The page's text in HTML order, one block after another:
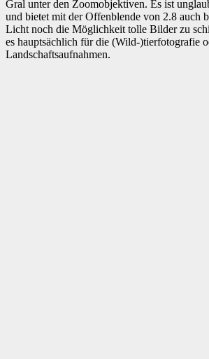
Gral unter den Zoomobjektiven. Es ist
und bietet mit der Offenblende von 2.8 auch
Licht noch die Möglichkeit tolle Bilder zu
es hauptsächlich für die (Wild-)tierfotografie
Landschaftsaufnahmen.